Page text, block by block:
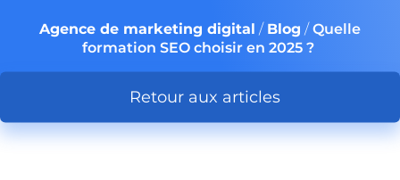
Agence de marketing digital / Blog /Quelle
formation SEO choisir en 2025 ?
Retour aux articles